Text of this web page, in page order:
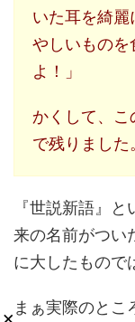
いた耳を綺
やしいものを
よ！」
かくして、こ
で残りました
『世説新語』
来の名前がつ
に大したもので
まぁ実際のとこ